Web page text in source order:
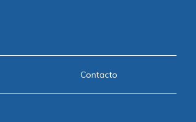
Contacto